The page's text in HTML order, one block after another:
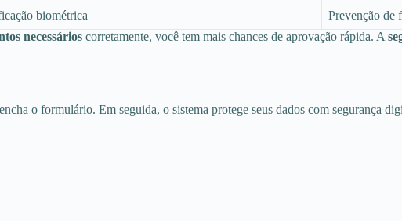
biométrica
Prevenção de
necessários corretamente, você tem mais chances de aprovação rápida. A
o formulário. Em seguida, o sistema protege seus dados com segurança